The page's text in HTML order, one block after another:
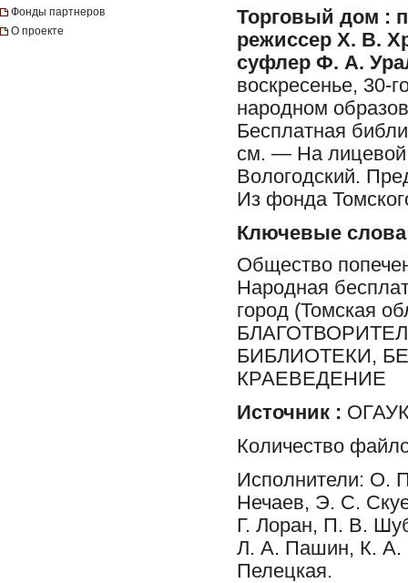
Фонды партнеров
О проекте
Торговый дом :
режиссер Х. В.
суфлер Ф. А.
воскресенье, 30-
народном
Бесплатная
см. — На лицевой
Вологодский.
Из фонда
Ключевые слова
Общество
Народная
город (Томская
БИБЛИОТЕКИ,
КРАЕВЕДЕНИЕ
Источник :
Количество
Исполнители: О.
Нечаев, Э. С.
Г. Лоран, П. В.
Л. А. Пашин, К. А.
Пелецкая.